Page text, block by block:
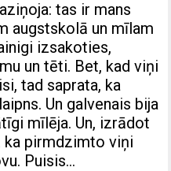
tas ir mans
augstskolā un mīlam
izsakoties,
un tēti. Bet, kad viņi
tad saprata, ka
Un galvenais bija
mīlēja. Un, izrādot
ka pirmdzimto viņi
Puisis…